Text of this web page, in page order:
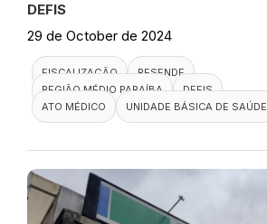
DEFIS
29 de October de 2024
FISCALIZAÇÃO
RESENDE
REGIÃO MÉDIO PARAÍBA
DEFIS
ATO MÉDICO
UNIDADE BÁSICA DE SAÚDE